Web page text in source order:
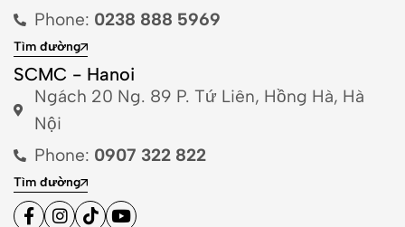
Phone: 0238 888 5969
Tìm đường
SCMC - Hanoi
Ngách 20 Ng. 89 P. Tứ Liên, Hồng Hà, Hà
Nội
Phone: 0907 322 822
Tìm đường